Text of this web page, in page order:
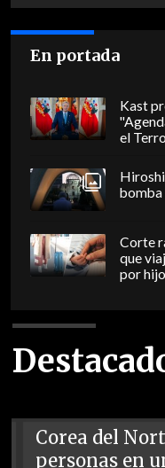
En portada
Kast
el
bomba
Corte
que
por
Corea del
personas en